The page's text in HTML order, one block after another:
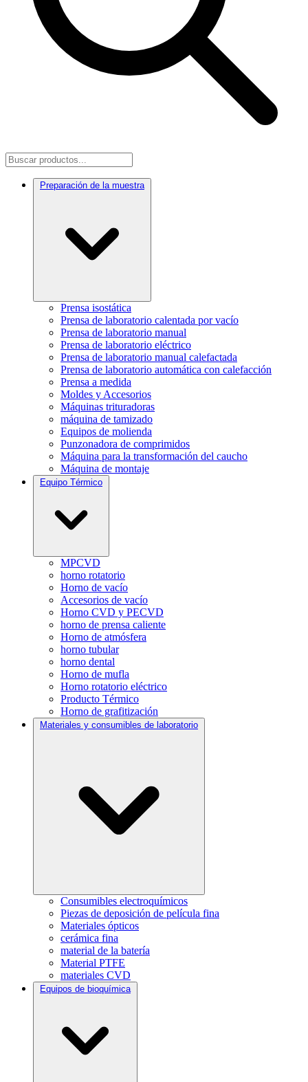
Preparación de la muestra
Prensa isostática
Prensa de laboratorio calentada por vacío
Prensa de laboratorio manual
Prensa de laboratorio eléctrico
Prensa de laboratorio manual calefactada
Prensa de laboratorio automática con calefacción
Prensa a medida
Moldes y Accesorios
Máquinas trituradoras
máquina de tamizado
Equipos de molienda
Punzonadora de comprimidos
Máquina para la transformación del caucho
Máquina de montaje
Equipo Térmico
MPCVD
horno rotatorio
Horno de vacío
Accesorios de vacío
Horno CVD y PECVD
horno de prensa caliente
Horno de atmósfera
horno tubular
horno dental
Horno de mufla
Horno rotatorio eléctrico
Producto Térmico
Horno de grafitización
Materiales y consumibles de laboratorio
Consumibles electroquímicos
Piezas de deposición de película fina
Materiales ópticos
cerámica fina
material de la batería
Material PTFE
materiales CVD
Equipos de bioquímica